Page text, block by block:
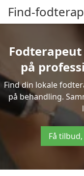
Find-
på
Find din lokale
på behandling.
Få